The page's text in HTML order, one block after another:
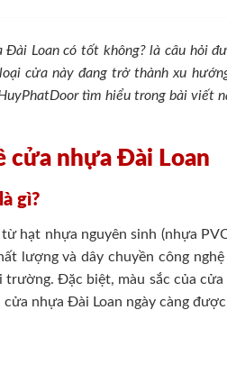
Đài Loan có tốt không? là câu hỏi
cửa này đang trở thành xu
tìm hiểu trong bài viết
cửa nhựa Đài Loan
gì?
hạt nhựa nguyên sinh (nhựa
lượng và dây chuyền công
Đặc biệt, màu sắc của
nhựa Đài Loan ngày càng